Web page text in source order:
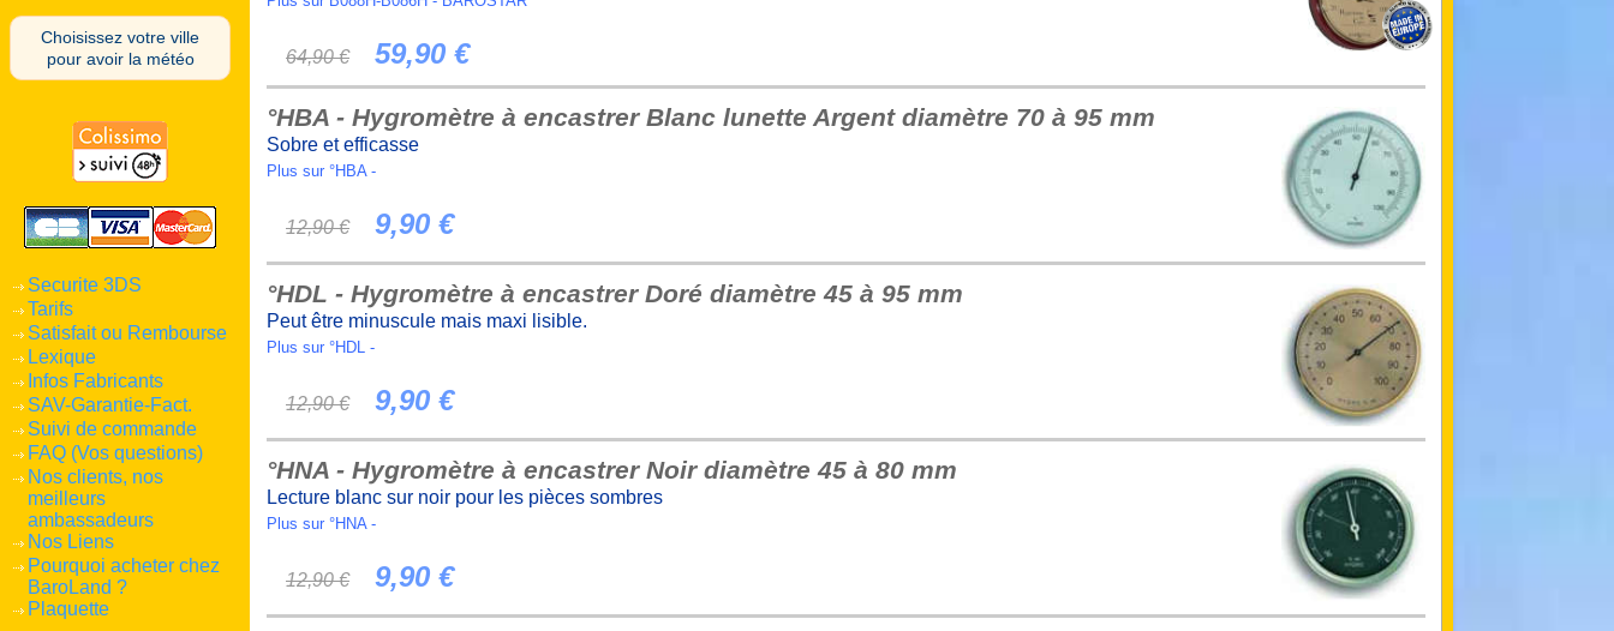
Choisissez votre ville
pour avoir la météo
Securite 3DS
Tarifs
Satisfait ou Rembourse
Lexique
Infos Fabricants
SAV-Garantie-Fact.
Suivi de commande
FAQ (Vos questions)
Nos clients, nos
meilleurs
ambassadeurs
Nos Liens
Pourquoi acheter chez
BaroLand ?
Plaquette
64,90 € 59,90 €
°HBA - Hygromètre à encastrer Blanc lunette Argent diamètre 70 à 95 mm
Sobre et efficasse
Plus sur °HBA -
12,90 € 9,90 €
°HDL - Hygromètre à encastrer Doré diamètre 45 à 95 mm
Peut être minuscule mais maxi lisible.
Plus sur °HDL -
12,90 € 9,90 €
°HNA - Hygromètre à encastrer Noir diamètre 45 à 80 mm
Lecture blanc sur noir pour les pièces sombres
Plus sur °HNA -
12,90 € 9,90 €